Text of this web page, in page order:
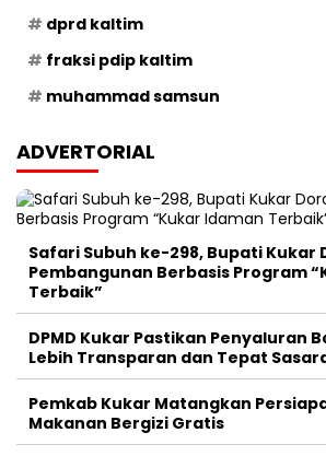
dprd kaltim
fraksi pdip kaltim
muhammad samsun
ADVERTORIAL
Safari Subuh ke-298, Bupati Kukar
Pembangunan Berbasis Program
Terbaik”
DPMD Kukar Pastikan Penyaluran
Lebih Transparan dan Tepat
Pemkab Kukar Matangkan
Makanan Bergizi Gratis